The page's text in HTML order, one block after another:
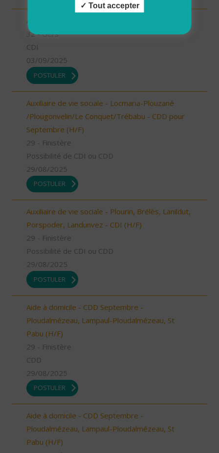
Aide à domicile - secteur Riscle (H/F)
32 - Gers
CDI
03/09/2025
POSTULER
Auxiliaire de vie sociale - Locmaria-Plouzané
/Plougonvelin/Le Conquet/Trébabu - CDD pour
Septembre (H/F)
29 - Finistère
Possibilité de CDI ou CDD
29/08/2025
POSTULER
Auxiliaire de vie sociale - Plourin, Brélès, Lanildut,
Porspoder, Landunvez - CDI (H/F)
29 - Finistère
Possibilité de CDI ou CDD
29/08/2025
POSTULER
Aide à domicile - CDD Septembre -
Ploudalmézeau, Lampaul-Ploudalmézeau, St
Pabu (H/F)
29 - Finistère
CDD
29/08/2025
POSTULER
Aide à domicile - CDD Septembre -
Ploudalmézeau, Lampaul-Ploudalmézeau, St
Pabu (H/F)
Tout accepter